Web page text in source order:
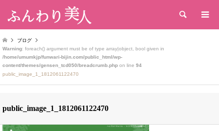
検索
ブログ
Warning: foreach() argument must be of type array|object, bool given in
/home/umumkjp/funwari-bijin.com/public_html/wp-
content/themes/gensen_tcd050/breadcrumb.php on line 94
public_image_1_1812061122470
public_image_1_1812061122470